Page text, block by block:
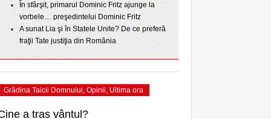
SFATUL MEDICULUI
SFATURI JURIDICE
În sfârşit, primarul Dominic Fritz ajunge la
vorbele… preşedintelui Dominic Fritz
A sunat Lia şi în Statele Unite? De ce preferă
fraţii Tate justiţia din România
Grădina Taicii Domnului, Opinii, Ultima ora
a tras vântul?